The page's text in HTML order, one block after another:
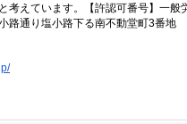
考えています。【許認可番号】一
路通り塩小路下る南不動堂町3番地